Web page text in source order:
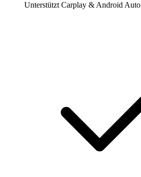
Unterstützt Carplay & Android Auto